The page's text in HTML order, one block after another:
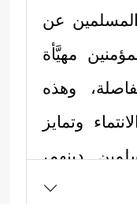
عن
مهيَّأة
وهذه
وتمايز
دينهم،
هو محور